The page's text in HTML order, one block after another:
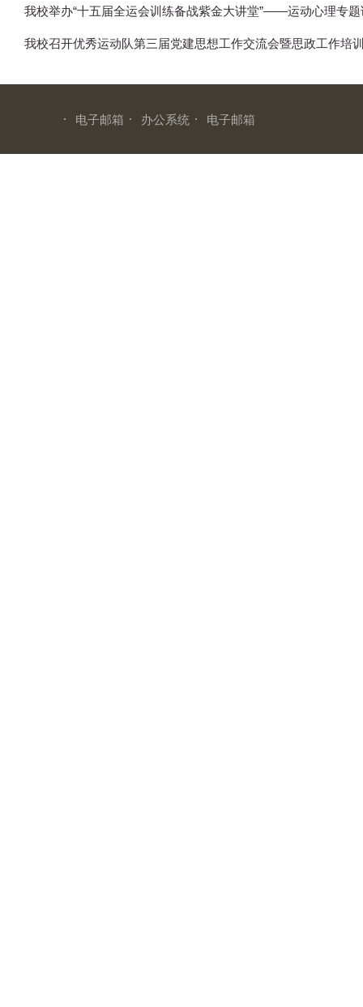
我校举办“十五届全运会训练备战紫金大讲堂”——运动心理专题
我校召开优秀运动队第三届党建思想工作交流会暨思政工作​培
· 电子邮箱 · 办公系统 · 电子邮箱